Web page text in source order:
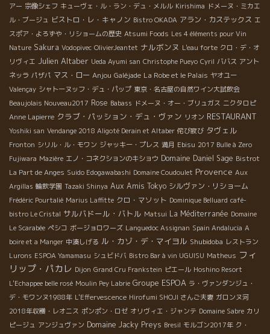
アー 宗像シェフ キューヴェ・ル・ラン・デュ・メルル Kirishima ドメーヌ・ミカエ
ル・ブージュ ビストロ・レ・キャノン Bistro OKADA アラン・カステックス エ
スポア・よろずや・リショームの歴史 Atsumi Foods Les 4 éléments pour Vin
Nature Sakura Vodopivec OlivierJeantet ナルボンヌ L'eau forte クロ・デ・オ
リヴィエ Julien Altaber Ueda Ayumi san Christophe Pueyo Cyril ババス アント
ネッラ パザパ マス・ロー Anjou Galéjade La Robe et le Palais ヤオユー
Valençay シャトーヌッフ・デュ・パップ 東京・名古屋の自然ワイン大試飲会
Beaujolais Nouveau2017 Rose Babass ドメーヌ・オー・ブリュガス ニクタロピ
Anne Lapierre クラブ・パッション・デュ・ヴァン リオン RESTAURANT
Yoshiki san Vendange 2018 Aligoté Derain et Altaber 侘び寂び タヴェル
Fronton シリル・ル・モワン ジャッキー・プレス 満月 Ebisu 2017 Bulle à Zero
Fujiwara Mazière エノ・コネクションのキショウ Domaine Daniel Sage Bistrot
La Part de Anges Suido Edogawabashi Domaine Coudoulet Provence Aux
Argillas 輪飲学園 Tazaki Shinya Aux Amis Tokyo シルヴァン・リショーム
Frédéric Pourtalié Marius Laffitte クロ・マソット Dominique Belluard café-
bistro Le Cristal サルバドール・バトル Matsui La Méditerranée Domaine
Le Scarabée ペシコ ボージョロワーズ Languedoc Assignan Spain Andalucia A
boire et a Manger 中湊しげる ル・カゾ・デ・マイヨル Shubidoba レストラン
Lurons ESPOA Yamamasu シュビドバ Bistro Bar à vin UGUISU Matheus フィ
リップ・パカレ Dijon Grand Cru Frankstein ピエール Hoshino Resort
L'Echappee belle rosé Moulin Pey Labrie Groupe ESPOA ラ・ヴァンダンジュ・
デ・モワンヌ1988年 L'Effervescence Hirofumi SHOJI さんご夫妻 ガロンヌ河
2018年収穫・レオニス ポンポン・ロゼ オリヴィエ・ジャンテ Domaine Sabre カリ
ピージュ アンジュヴァン Domaine Jacky Preys Bresil モルゴン2017年 ク・